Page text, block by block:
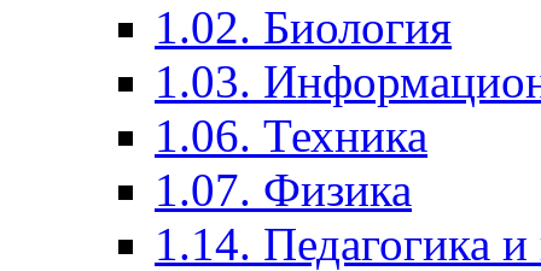
1.02. Биология
1.03.
1.06. Техника
1.07. Физика
1.14. Педагогика